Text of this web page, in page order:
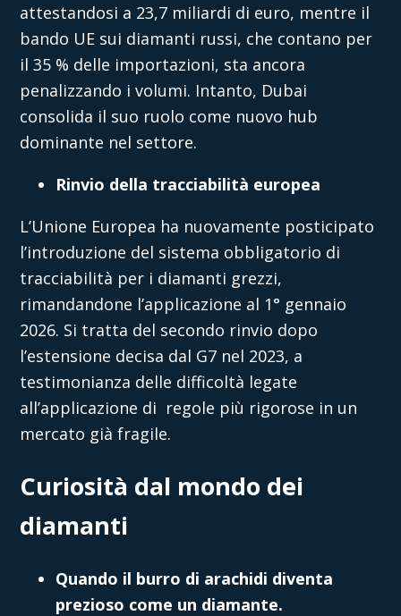
attestandosi a 23,7 miliardi di euro, mentre il
bando UE sui diamanti russi, che contano per
il 35 % delle importazioni, sta ancora
penalizzando i volumi. Intanto, Dubai
consolida il suo ruolo come nuovo hub
dominante nel settore.
Rinvio della tracciabilità europea
L’Unione Europea ha nuovamente posticipato
l’introduzione del sistema obbligatorio di
tracciabilità per i diamanti grezzi,
rimandandone l’applicazione al 1° gennaio
2026. Si tratta del secondo rinvio dopo
l’estensione decisa dal G7 nel 2023, a
testimonianza delle difficoltà legate
all’applicazione di regole più rigorose in un
mercato già fragile.
Curiosità dal mondo dei
diamanti
Quando il burro di arachidi diventa
prezioso come un diamante.